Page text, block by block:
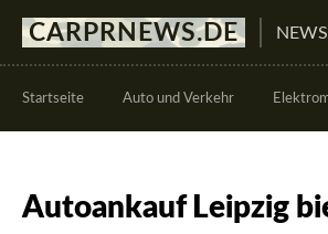
CARPRNEWS.DE NEWS
Startseite Auto und Verkehr
Autoankauf Leipzig